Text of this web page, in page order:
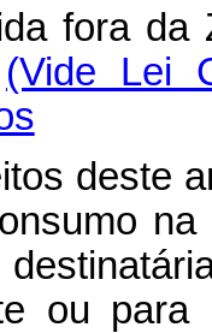
fora
(Vide Lei
deste
ou